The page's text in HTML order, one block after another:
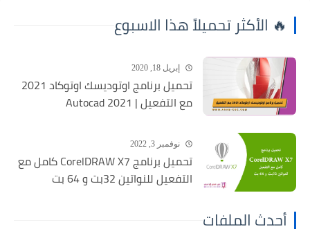
🔥 الأكثر تحميلاً هذا الاسبوع
إبريل 18, 2020
تحميل برنامج اوتوديسك اوتوكاد 2021
مع التفعيل | Autocad 2021
نوفمبر 3, 2022
تحميل برنامج CorelDRAW X7 كامل مع
التفعيل للنواتين 32بت و 64 بت
أحدث الملفات